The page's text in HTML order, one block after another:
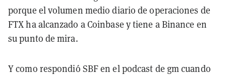
porque el volumen medio diario de operaciones de
FTX ha alcanzado a Coinbase y tiene a Binance en
su punto de mira.
Y como respondió SBF en el podcast de gm cuando